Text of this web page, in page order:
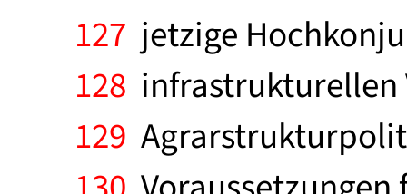
127 jetzige
128 infrastrukturellen
129